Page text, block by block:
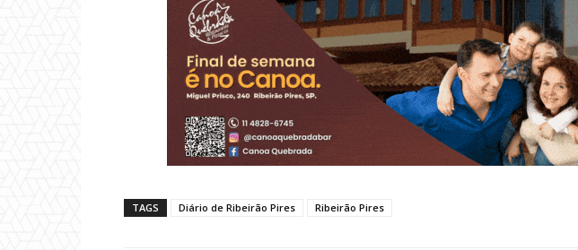
TAGS Diário de Ribeirão Pires Ribeirão Pires